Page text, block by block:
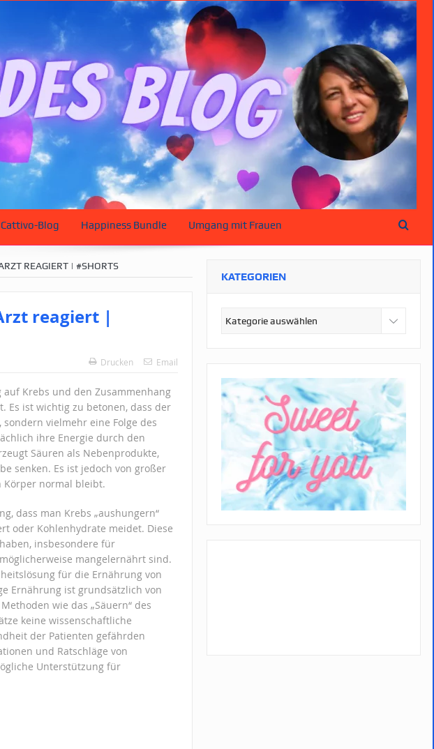
Blog Happiness Bundle Umgang mit Frauen
REAGIERT | #SHORTS
reagiert |
Drucken Email
Krebs und den Zusammenhang
Es ist wichtig zu betonen, dass der
vielmehr eine Folge des
ihre Energie durch den
Säuren als Nebenprodukte,
senken. Es ist jedoch von großer
Körper normal bleibt.
dass man Krebs „aushungern“
oder Kohlenhydrate meidet. Diese
insbesondere für
mangelernährt sind.
für die Ernährung von
Ernährung ist grundsätzlich von
wie das „Säuern“ des
keine wissenschaftliche
der Patienten gefährden
und Ratschläge von
Unterstützung für
KATEGORIEN